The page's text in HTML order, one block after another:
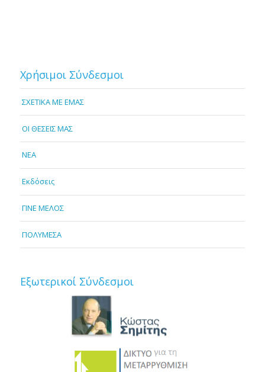
Χρήσιμοι Σύνδεσμοι
ΣΧΕΤΙΚΑ ΜΕ ΕΜΑΣ
OI ΘΕΣΕΙΣ ΜΑΣ
NEA
Εκδόσεις
ΓΙΝΕ ΜΕΛΟΣ
ΠΟΛΥΜΕΣΑ
Εξωτερικοί Σύνδεσμοι